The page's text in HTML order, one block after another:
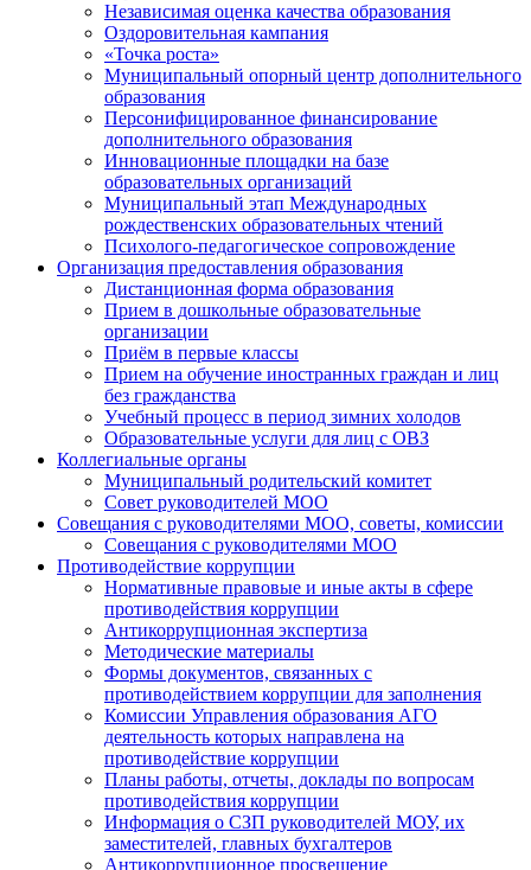
Независимая оценка качества образования
Оздоровительная кампания
«Точка роста»
Муниципальный опорный центр дополнительного
образования
Персонифицированное финансирование
дополнительного образования
Инновационные площадки на базе
образовательных организаций
Муниципальный этап Международных
рождественских образовательных чтений
Психолого-педагогическое сопровождение
Организация предоставления образования
Дистанционная форма образования
Прием в дошкольные образовательные
организации
Приём в первые классы
Прием на обучение иностранных граждан и лиц
без гражданства
Учебный процесс в период зимних холодов
Образовательные услуги для лиц с ОВЗ
Коллегиальные органы
Муниципальный родительский комитет
Совет руководителей МОО
Совещания с руководителями МОО, советы, комиссии
Совещания с руководителями МОО
Противодействие коррупции
Нормативные правовые и иные акты в сфере
противодействия коррупции
Антикоррупционная экспертиза
Методические материалы
Формы документов, связанных с
противодействием коррупции для заполнения
Комиссии Управления образования АГО
деятельность которых направлена на
противодействие коррупции
Планы работы, отчеты, доклады по вопросам
противодействия коррупции
Информация о СЗП руководителей МОУ, их
заместителей, главных бухгалтеров
Антикоррупционное просвещение